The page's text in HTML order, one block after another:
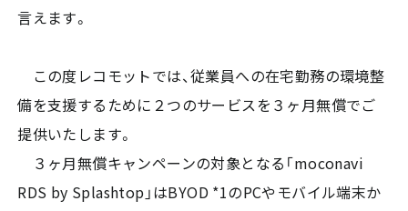
言えます。
この度レコモットでは、従業員への在宅勤務の環境整
備を支援するために２つのサービスを３ヶ月無償でご
提供いたします。
３ヶ月無償キャンペーンの対象となる「moconavi
RDS by Splashtop」はBYOD *1のPCやモバイル端末か